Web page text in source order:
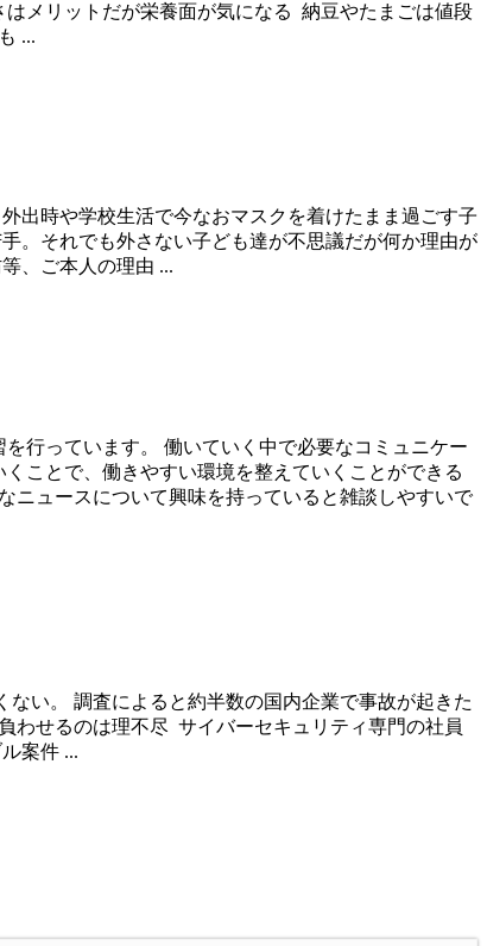
メリットだが栄養面が気になる 納豆やたまごは値段
...
出時や学校生活で今なおマスクを着けたまま過ごす子
。それでも外さない子ども達が不思議だが何か理由が
、ご本人の理由 ...
行っています。 働いていく中で必要なコミュニケー
ことで、働きやすい環境を整えていくことができる
ニュースについて興味を持っていると雑談しやすいで
い。 調査によると約半数の国内企業で事故が起きた
わせるのは理不尽 サイバーセキュリティ専門の社員
案件 ...